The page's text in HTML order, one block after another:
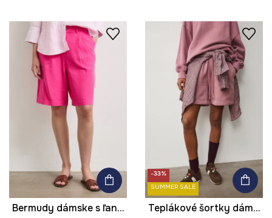
Bermudy dámske s ľanom hladké
-33%
SUMMER SALE
Teplákové šortky dámske